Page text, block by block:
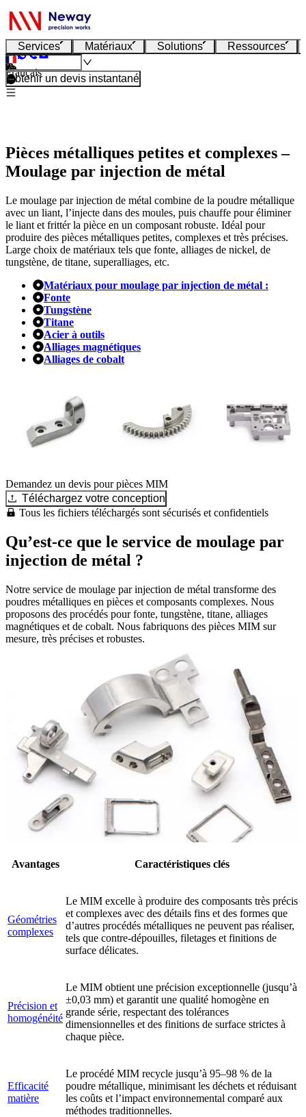
Services Matériaux Solutions Ressources
Français
Obtenir un devis instantané
Pièces métalliques petites et complexes –
Moulage par injection de métal
Le moulage par injection de métal combine de la poudre métallique
avec un liant, l’injecte dans des moules, puis chauffe pour éliminer
le liant et frittér la pièce en un composant robuste. Idéal pour
produire des pièces métalliques petites, complexes et très précises.
Large choix de matériaux tels que fonte, alliages de nickel, de
tungstène, de titane, superalliages, etc.
Matériaux pour moulage par injection de métal :
Fonte
Tungstène
Titane
Acier à outils
Alliages magnétiques
Alliages de cobalt
Demandez un devis pour pièces MIM
Téléchargez votre conception
Tous les fichiers téléchargés sont sécurisés et confidentiels
Qu’est-ce que le service de moulage par
injection de métal ?
Notre service de moulage par injection de métal transforme des
poudres métalliques en pièces et composants complexes. Nous
proposons des procédés pour fonte, tungstène, titane, alliages
magnétiques et de cobalt. Nous fabriquons des pièces MIM sur
mesure, très précises et robustes.
Avantages Caractéristiques clés
Géométries
complexes
Le MIM excelle à produire des composants très précis
et complexes avec des détails fins et des formes que
d’autres procédés métalliques ne peuvent pas réaliser,
tels que contre-dépouilles, filetages et finitions de
surface délicates.
Précision et
homogénéité
Le MIM obtient une précision exceptionnelle (jusqu’à
±0,03 mm) et garantit une qualité homogène en
grande série, respectant des tolérances
dimensionnelles et des finitions de surface strictes à
chaque pièce.
Efficacité
matière
Le procédé MIM recycle jusqu’à 95–98 % de la
poudre métallique, minimisant les déchets et réduisant
les coûts et l’impact environnemental comparé aux
méthodes traditionnelles.